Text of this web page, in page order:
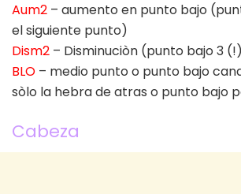
Aum2 – aumento en punto bajo
el siguiente punto)
Dism2 – Disminuciòn (punto bajo 3
BLO – medio punto o punto bajo
sòlo la hebra de atras o punto bajo
Cabeza